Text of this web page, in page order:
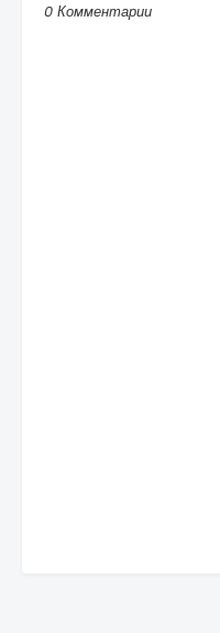
0 Комментарии